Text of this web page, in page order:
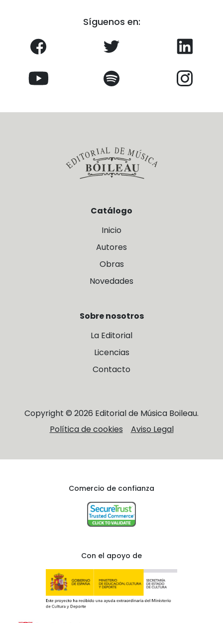
Síguenos en:
Catálogo
Inicio
Autores
Obras
Novedades
Sobre nosotros
La Editorial
Licencias
Contacto
Copyright © 2026 Editorial de Música Boileau.
Política de cookies
Aviso Legal
Comercio de confianza
Con el apoyo de